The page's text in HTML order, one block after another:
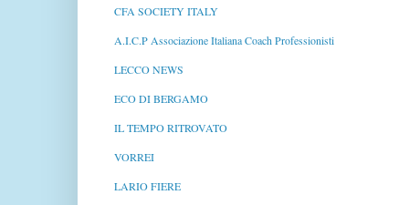
CFA SOCIETY ITALY
A.I.C.P Associazione Italiana Coach Professionisti
LECCO NEWS
ECO DI BERGAMO
IL TEMPO RITROVATO
VORREI
LARIO FIERE